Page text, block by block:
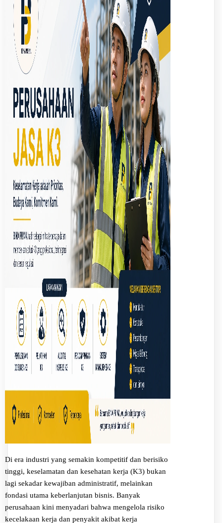
Di era industri yang semakin kompetitif dan berisiko
tinggi, keselamatan dan kesehatan kerja (K3) bukan
lagi sekadar kewajiban administratif, melainkan
fondasi utama keberlanjutan bisnis. Banyak
perusahaan kini menyadari bahwa mengelola risiko
kecelakaan kerja dan penyakit akibat kerja